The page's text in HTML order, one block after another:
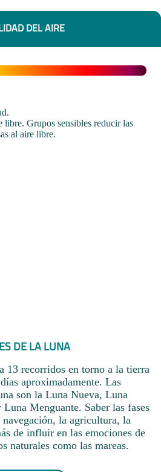
DEL AIRE
libre. Grupos sensibles reducir las
al aire libre.
DE LA LUNA
13 recorridos en torno a la tierra
aproximadamente. Las
son la Luna Nueva, Luna
Menguante. Saber las fases
la agricultura, la
de influir en las emociones de
naturales como las mareas.